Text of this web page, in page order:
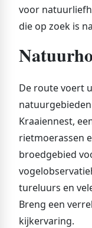
voor
die op zoek is
De route voert
Kraaiennest,
rietmoerassen
broedgebied
tureluurs en
Breng een
kijkervaring.